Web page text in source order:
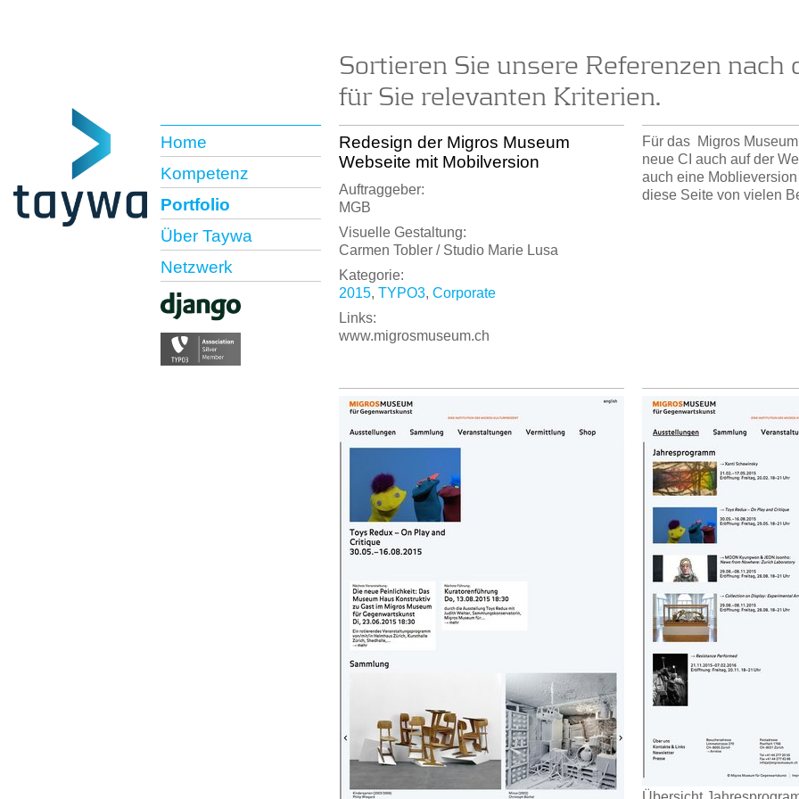
Home
Kompetenz
Portfolio
Über Taywa
Netzwerk
Sortieren Sie unsere Referenzen nach
für Sie relevanten Kriterien.
Redesign der Migros Museum
Webseite mit Mobilversion
Auftraggeber:
MGB
Visuelle Gestaltung:
Carmen Tobler / Studio Marie Lusa
Kategorie:
2015, TYPO3, Corporate
Links:
www.migrosmuseum.ch
Für das Migros
neue CI auch auf der
auch eine
diese Seite von vielen